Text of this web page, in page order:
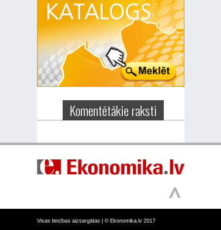
Komentētākie raksti
Visas tiesības aizsargātas | © Ekonomika.lv 2017